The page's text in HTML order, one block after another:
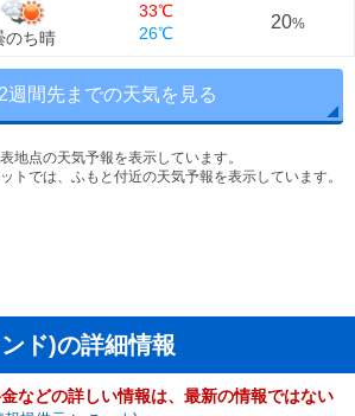
のち晴
33℃
26℃
20%
2週間先までの天気を見る
地点の天気予報を表示しています。
トでは、ふもと付近の天気予報を表示しています。
ド)の詳細情報
などの詳しい情報は、最新の情報ではない